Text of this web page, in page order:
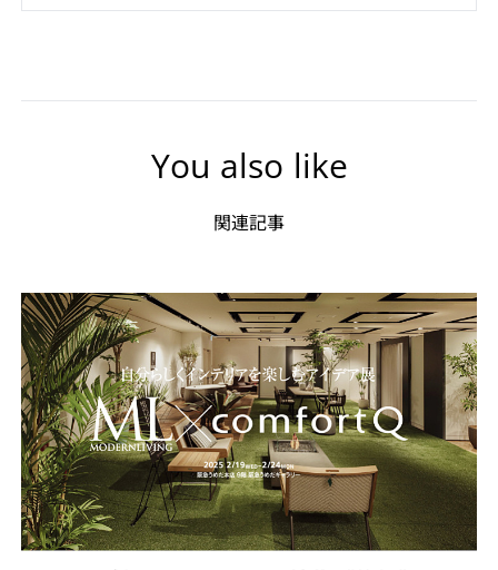
You also like
関連記事